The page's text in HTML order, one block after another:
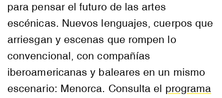
para pensar el futuro de las artes
escénicas. Nuevos lenguajes, cuerpos que
arriesgan y escenas que rompen lo
convencional, con compañías
iberoamericanas y baleares en un mismo
escenario: Menorca. Consulta el programa